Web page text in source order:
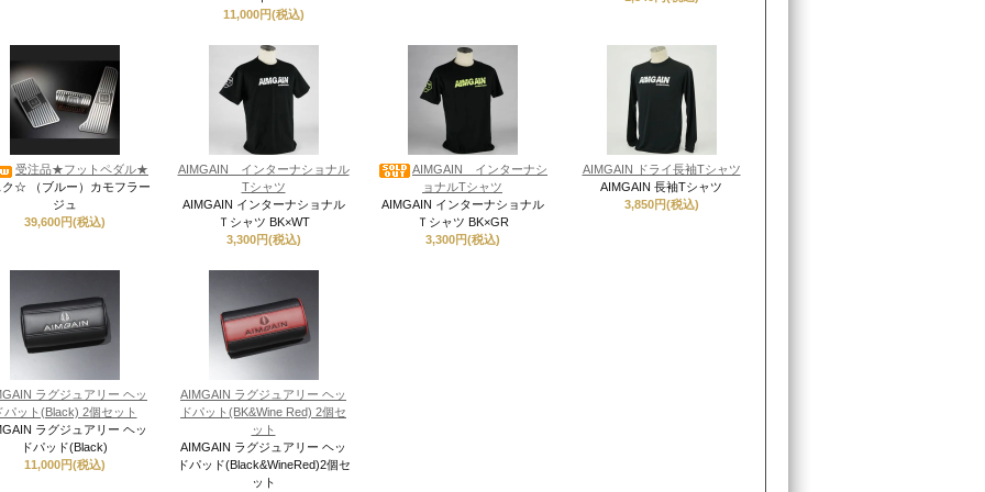
11,000円(税込)
受注品★フットペダル★
ク☆ （ブルー）カモフラー
ジュ
39,600円(税込)
AIMGAIN インターナショナル
Tシャツ
AIMGAIN インターナショナル
Ｔシャツ BK×WT
3,300円(税込)
AIMGAIN インターナシ
ョナルTシャツ
AIMGAIN インターナショナル
Ｔシャツ BK×GR
3,300円(税込)
AIMGAIN ドライ長袖Tシャツ
AIMGAIN 長袖Tシャツ
3,850円(税込)
ラグジュアリー ヘッ
パット(Black) 2個セット
ラグジュアリー ヘッ
ドパッド(Black)
11,000円(税込)
AIMGAIN ラグジュアリー ヘッ
ドパット(BK&Wine Red) 2個セ
ット
AIMGAIN ラグジュアリー ヘッ
ドパッド(Black&WineRed)2個セ
ット